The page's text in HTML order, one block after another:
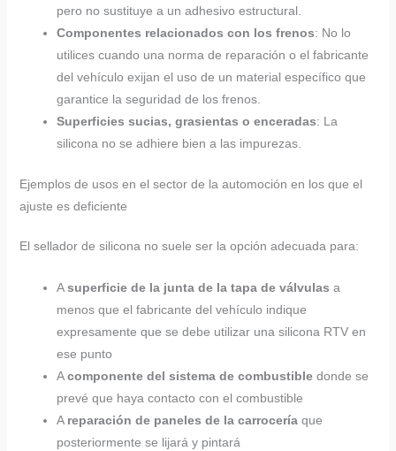
pero no sustituye a un adhesivo estructural.
Componentes relacionados con los frenos: No lo
utilices cuando una norma de reparación o el fabricante
del vehículo exijan el uso de un material específico que
garantice la seguridad de los frenos.
Superficies sucias, grasientas o enceradas: La
silicona no se adhiere bien a las impurezas.
Ejemplos de usos en el sector de la automoción en los que el
ajuste es deficiente
El sellador de silicona no suele ser la opción adecuada para:
Asuperficie de la junta de la tapa de válvulas a
menos que el fabricante del vehículo indique
expresamente que se debe utilizar una silicona RTV en
ese punto
Acomponente del sistema de combustibledonde se
prevé que haya contacto con el combustible
A reparación de paneles de la carroceríaque
posteriormente se lijará y pintará